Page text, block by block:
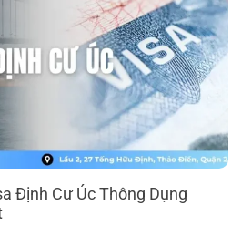
Định Cư Úc Thông Dụng